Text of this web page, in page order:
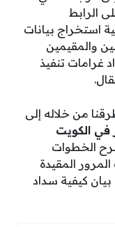
الرابط
استخراج بيانات
والمقيمين
غرامات تنفيذ
من خلاله إلى
في الكويت
الخطوات
المقيدة
كيفية سداد